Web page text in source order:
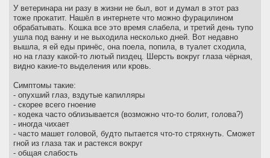
У ветеринара ни разу в жизни не был, вот и думал в этот раз
тоже прокатит. Нашёл в интернете что можно фурацилином
обрабатывать. Кошка все это время слабела, и третий день тупо
ушла под ванну и не выходила несколько дней. Вот недавно
вышла, я ей еды принёс, она поела, попила, в туалет сходила,
но на глазу какой-то лютый пиздец. Шерсть вокруг глаза чёрная,
видно какие-то выделения или кровь.
Симптомы такие:
- опухший глаз, вздутые капилляры
- скорее всего гноение
- кодека часто облизывается (возможно что-то болит, голова?)
- иногда чихает
- часто машет головой, будто пытается что-то стряхнуть. Сможет
гной из глаза так и растекся вокруг
- общая слабость